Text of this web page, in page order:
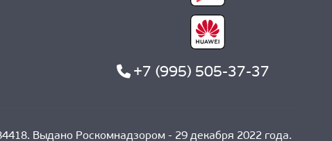
+7 (995) 505-37-37
Выдано Роскомнадзором - 29 декабря 2022 года.